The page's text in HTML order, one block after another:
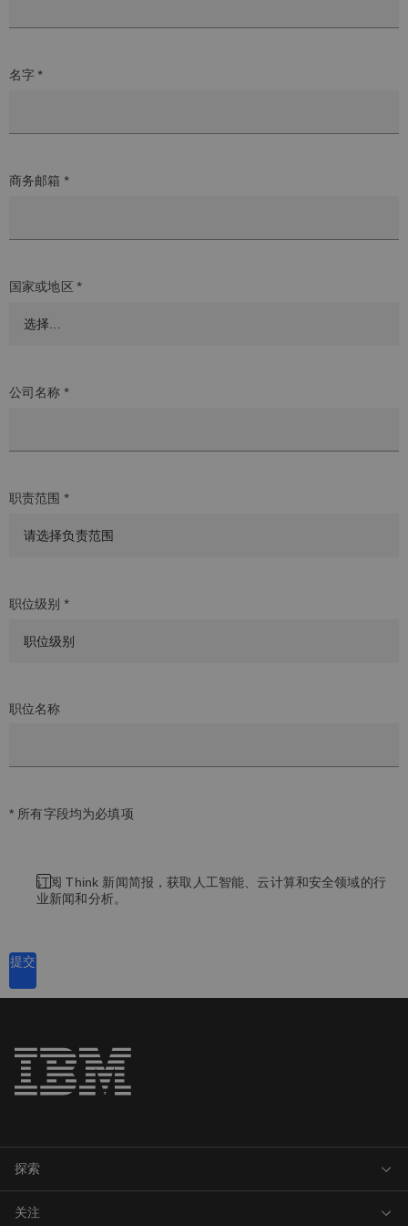
名字 *
商务邮箱 *
国家或地区 *
公司名称 *
职责范围 *
职位级别 *
职位名称
* 所有字段均为必填项
订阅 Think 新闻简报，获取人工智能、云计算和安全领域的行
业新闻和分析。
提交